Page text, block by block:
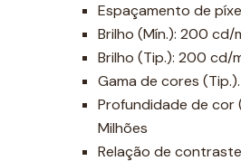
Espaçamento de
Brilho (Mín.): 200 cd/
Brilho (Tip.): 200 cd/
Gama de cores (Tip.).
Profundidade de cor
Milhões
Relação de